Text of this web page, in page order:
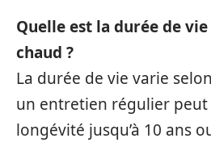
Quelle est la durée de vie
chaud ?
La durée de vie varie
un entretien régulier
longévité jusqu’à 10 ans